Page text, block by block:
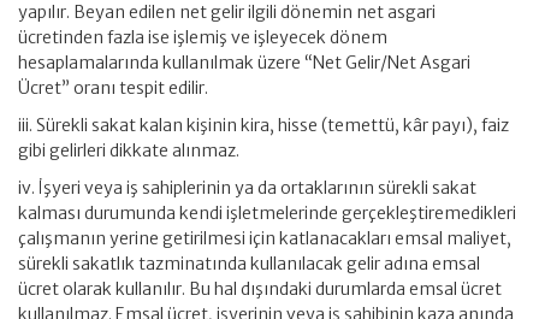
yapılır. Beyan edilen net gelir ilgili dönemin net asgari
ücretinden fazla ise işlemiş ve işleyecek dönem
hesaplamalarında kullanılmak üzere “Net Gelir/Net Asgari
Ücret” oranı tespit edilir.
iii. Sürekli sakat kalan kişinin kira, hisse (temettü, kâr payı), faiz
gibi gelirleri dikkate alınmaz.
iv. İşyeri veya iş sahiplerinin ya da ortaklarının sürekli sakat
kalması durumunda kendi işletmelerinde gerçekleştiremedikleri
çalışmanın yerine getirilmesi için katlanacakları emsal maliyet,
sürekli sakatlık tazminatında kullanılacak gelir adına emsal
ücret olarak kullanılır. Bu hal dışındaki durumlarda emsal ücret
kullanılmaz. Emsal ücret, işyerinin veya iş sahibinin kaza anında